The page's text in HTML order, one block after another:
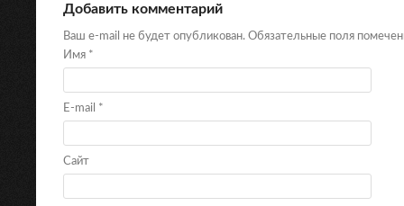
Добавить комментарий
Ваш e-mail не будет опубликован. Обязательные поля
Имя *
E-mail *
Сайт